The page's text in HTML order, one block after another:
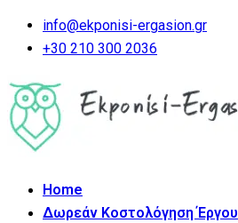
info@ekponisi-ergasion.gr
+30 210 300 2036
Home
Δωρεάν Κοστολόγηση Έργου